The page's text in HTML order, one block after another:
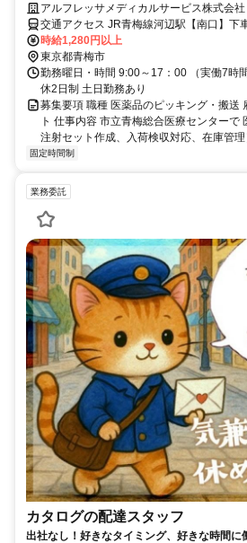
活躍中
アルフレッサメディカルサービス株式会社
交通アクセス JR青梅線河辺駅【南口】下
時給1,280円以上
東京都青梅市
勤務曜日・時間 9:00～17：00 （実働7時
休2日制 土日勤務あり
募集要項 職種 医薬品のピッキング・搬送
ト 仕事内容 市立青梅総合医療センターで
注射セット作成、入荷検収対応、在庫管
固定時間制
業務委託
カタログの配達スタッフ
出社なし！好きなタイミング、好きな時間に